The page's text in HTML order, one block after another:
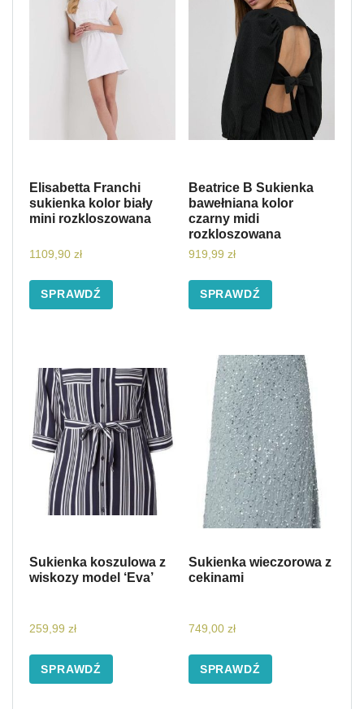
Elisabetta Franchi
sukienka kolor biały
mini rozkloszowana
1109,90 zł
SPRAWDŹ
Beatrice B Sukienka
bawełniana kolor
czarny midi
rozkloszowana
919,99 zł
SPRAWDŹ
Sukienka koszulowa z
wiskozy model ‘Eva’
259,99 zł
SPRAWDŹ
Sukienka wieczorowa z
cekinami
749,00 zł
SPRAWDŹ